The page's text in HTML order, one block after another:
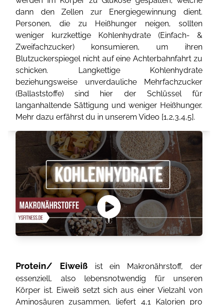
dann den Zellen zur Energiegewinnung dient.
Personen, die zu Heißhunger neigen, sollten
weniger kurzkettige Kohlenhydrate (Einfach- &
Zweifachzucker) konsumieren, um ihren
Blutzuckerspiegel nicht auf eine Achterbahnfahrt zu
schicken. Langkettige Kohlenhydrate
beziehungsweise unverdauliche Mehrfachzucker
(Ballaststoffe) sind hier der Schlüssel für
langanhaltende Sättigung und weniger Heißhunger.
Mehr dazu erfährst du in unserem Video [1,2,3,4,5].
Protein/ Eiweißist ein Makronährstoff, der
essenziell, also lebensnotwendig für unseren
Körper ist. Eiweiß setzt sich aus einer Vielzahl von
Aminosäuren zusammen, liefert 4,1 Kalorien pro